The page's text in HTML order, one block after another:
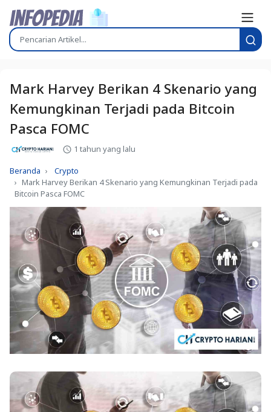
Mark Harvey Berikan 4 Skenario yang
Kemungkinan Terjadi pada Bitcoin
Pasca FOMC
1 tahun yang lalu
Beranda
Crypto
Mark Harvey Berikan 4 Skenario yang Kemungkinan Terjadi pada
Bitcoin Pasca FOMC